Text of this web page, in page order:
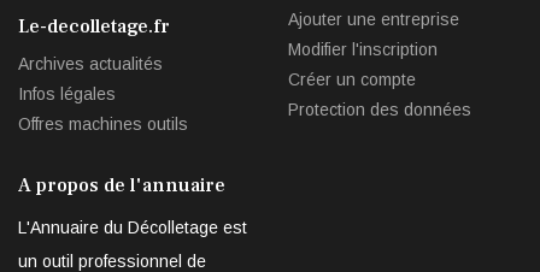
Le-decolletage.fr
Archives actualités
Infos légales
Offres machines outils
Ajouter une entreprise
Modifier l'inscription
Créer un compte
Protection des données
A propos de l'annuaire
L'Annuaire du Décolletage est
un outil professionnel de